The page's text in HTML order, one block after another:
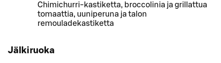
Chimichurri-kastiketta, broccolinia ja grillattua
tomaattia, uuniperuna ja talon
remouladekastiketta
Jälkiruoka